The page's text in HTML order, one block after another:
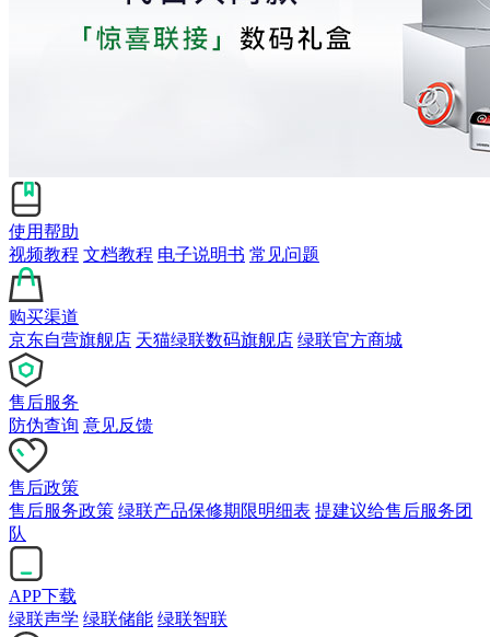
使用帮助
视频教程 文档教程 电子说明书 常见问题
购买渠道
京东自营旗舰店 天猫绿联数码旗舰店 绿联官方商城
售后服务
防伪查询 意见反馈
售后政策
售后服务政策 绿联产品保修期限明细表 提建议给售后服务团
队
APP下载
绿联声学 绿联储能 绿联智联